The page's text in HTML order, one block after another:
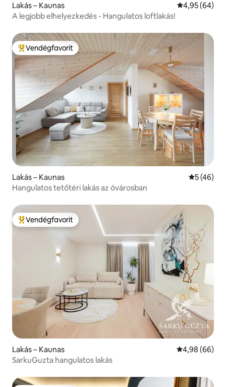
Lakás – Kaunas Átlagos
4,95 (64)
A legjobb elhelyezkedés - Hangulatos loftlakás!
Kiemelt vendégfavorit
Vendégfavorit
Lakás – Kaunas Átlagos
5 (46)
Hangulatos tetőtéri lakás az óvárosban
Kiemelt vendégfavorit
Vendégfavorit
Lakás – Kaunas Átlagos
4,98 (66)
SarkuGuzta hangulatos lakás